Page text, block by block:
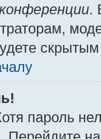
.
пароль